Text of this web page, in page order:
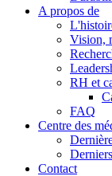
A propos de
Vision,
RH et
FAQ
Centre des
Contact